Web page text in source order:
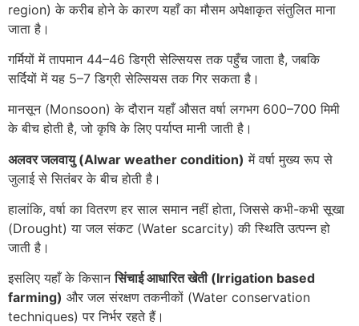
region) के करीब होने के कारण यहाँ का मौसम अपेक्षाकृत संतुलित माना
जाता है।
गर्मियों में तापमान 44–46 डिग्री सेल्सियस तक पहुँच जाता है, जबकि
सर्दियों में यह 5–7 डिग्री सेल्सियस तक गिर सकता है।
मानसून (Monsoon) के दौरान यहाँ औसत वर्षा लगभग 600–700 मिमी
के बीच होती है, जो कृषि के लिए पर्याप्त मानी जाती है।
अलवर जलवायु (Alwar weather condition) में वर्षा मुख्य रूप से
जुलाई से सितंबर के बीच होती है।
हालांकि, वर्षा का वितरण हर साल समान नहीं होता, जिससे कभी-कभी सूखा
(Drought) या जल संकट (Water scarcity) की स्थिति उत्पन्न हो
जाती है।
इसलिए यहाँ के किसानसिंचाई आधारित खेती (Irrigation based
farming) और जल संरक्षण तकनीकों (Water conservation
techniques) पर निर्भर रहते हैं।